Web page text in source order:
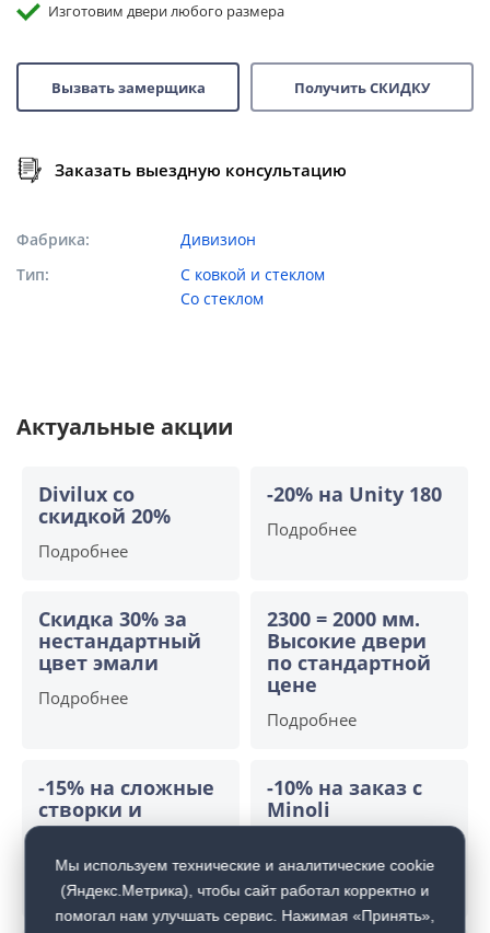
Изготовим двери любого размера
Вызвать замерщика Получить СКИДКУ
Заказать выездную консультацию
Фабрика
Дивизион
Тип
С ковкой и стеклом
Со стеклом
Актуальные акции
Divilux со
скидкой 20%
Подробнее
-20% на Unity 180
Подробнее
Скидка 30% за
нестандартный
цвет эмали
Подробнее
2300 = 2000 мм.
Высокие двери
по стандартной
цене
Подробнее
-15% на сложные
створки и
алюминиевые
двери
Подробнее
-10% на заказ с
Minoli
Мы используем технические и аналитические cookie
(Яндекс.Метрика), чтобы сайт работал корректно и
помогал нам улучшать сервис. Нажимая «Принять»,